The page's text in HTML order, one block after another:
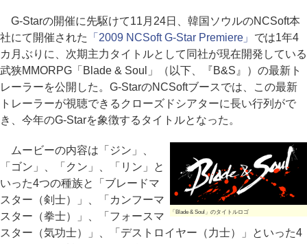
G-Starの開催に先駆けて11月24日、韓国ソウルのNCSoft本
社にて開催された
「2009 NCSoft G-Star Premiere」 では1年4
カ月ぶりに、次期主力タイトルとして同社が現在開発している
武狭MMORPG「Blade & Soul」（以下、『B&S』）の最新ト
レーラーを公開した。G-StarのNCSoftブースでは、この最新
トレーラーが視聴できるクローズドシアターに長い行列がで
き、今年のG-Starを象徴するタイトルとなった。
「Blade & Soul」のタイトルロゴ
ムービーの内容は「ジン」、
「ゴン」、「クン」、「リン」と
いった4つの種族と「ブレードマ
スター（剣士）」、「カンフーマ
スター（拳士）」、「フォースマ
スター（気功士）」、「デストロイヤー（力士）」といった4